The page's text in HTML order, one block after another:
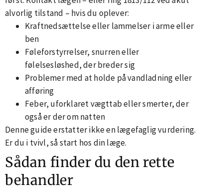
alvorlig tilstand – hvis du oplever:
Kraftnedsættelse eller lammelser i arme eller
ben
Føleforstyrrelser, snurren eller
følelsesløshed, der breder sig
Problemer med at holde på vandladning eller
afføring
Feber, uforklaret vægttab eller smerter, der
også er der om natten
Denne guide erstatter ikke en lægefaglig vurdering.
Er du i tvivl, så start hos din læge.
Sådan finder du den rette
behandler